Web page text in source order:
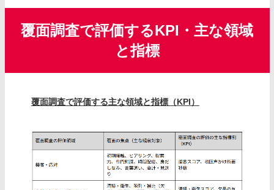
覆面調査で評価するKPI・主な領域
と指標
覆面調査で評価する主な領域と指標（KPI）